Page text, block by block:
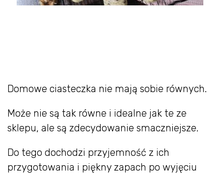
Domowe ciasteczka nie mają sobie równych.
Może nie są tak równe i idealne jak te ze
sklepu, ale są zdecydowanie smaczniejsze.
Do tego dochodzi przyjemność z ich
przygotowania i piękny zapach po wyjęciu